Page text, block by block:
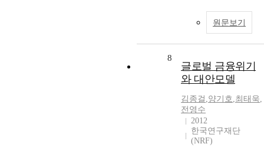
원문보기
8
글로벌 금융위기
와 대안모델
김종걸 ,양기호,최태욱,
전영수
2012
한국연구재단
(NRF)